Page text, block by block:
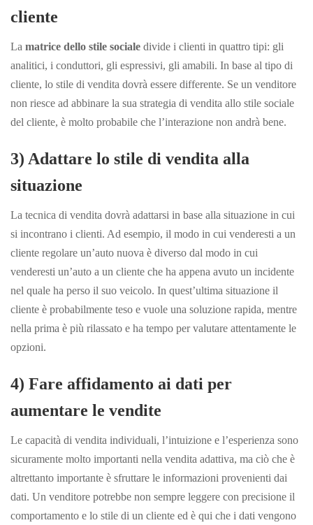
cliente
La matrice dello stile sociale divide i clienti in quattro tipi: gli
analitici, i conduttori, gli espressivi, gli amabili. In base al tipo di
cliente, lo stile di vendita dovrà essere differente. Se un venditore
non riesce ad abbinare la sua strategia di vendita allo stile sociale
del cliente, è molto probabile che l’interazione non andrà bene.
3) Adattare lo stile di vendita alla
situazione
La tecnica di vendita dovrà adattarsi in base alla situazione in cui
si incontrano i clienti. Ad esempio, il modo in cui venderesti a un
cliente regolare un’auto nuova è diverso dal modo in cui
venderesti un’auto a un cliente che ha appena avuto un incidente
nel quale ha perso il suo veicolo. In quest’ultima situazione il
cliente è probabilmente teso e vuole una soluzione rapida, mentre
nella prima è più rilassato e ha tempo per valutare attentamente le
opzioni.
4) Fare affidamento ai dati per
aumentare le vendite
Le capacità di vendita individuali, l’intuizione e l’esperienza sono
sicuramente molto importanti nella vendita adattiva, ma ciò che è
altrettanto importante è sfruttare le informazioni provenienti dai
dati. Un venditore potrebbe non sempre leggere con precisione il
comportamento e lo stile di un cliente ed è qui che i dati vengono